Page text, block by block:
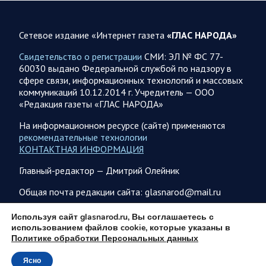
представители группировок «Север», «Запад», «Центр»,
07.08.2026 12:29
Спецоперация
Сводка военных действий от Минобороны РФ 7
Главное: Российские вооружённые силы взяли под контроль
село Анискино в Харьковской области. За прошедшую
неделю ВС РФ осуществили два массированных…
07.08.2026 10:51
Мир
года
Президент США Дональд Трамп выразил уверенность, что
война с Ираном скоро закончится. По его оценке, Тегеран
не сможет продолжать конфликт…
Сетевое издание «Интернет газета «ГЛАС НАРОДА»
Свидетельство о регистрации СМИ: ЭЛ № ФС 77-
60030 выдано Федеральной службой по надзору в
сфере связи, информационных технологий и массовых
коммуникаций 10.12.2014 г. Учредитель — ООО
«Редакция газеты «ГЛАС НАРОДА»
На информационном ресурсе (сайте) применяются
рекомендательные технологии
КОНТАКТНАЯ ИНФОРМАЦИЯ
Главный-редактор — Дмитрий Олейник
Общая почта редакции сайта: glasnarod@mail.ru
ПОДПИСКА
Используя сайт glasnarod.ru, Вы соглашаетесь с
использованием файлов cookie, которые указаны в
Политике обработки Персональных данных
Ясно